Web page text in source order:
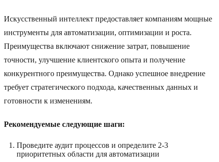
Искусственный интеллект предоставляет компаниям мощные
инструменты для автоматизации, оптимизации и роста.
Преимущества включают снижение затрат, повышение
точности, улучшение клиентского опыта и получение
конкурентного преимущества. Однако успешное внедрение
требует стратегического подхода, качественных данных и
готовности к изменениям.
Рекомендуемые следующие шаги:
Проведите аудит процессов и определите 2-3
приоритетных области для автоматизации